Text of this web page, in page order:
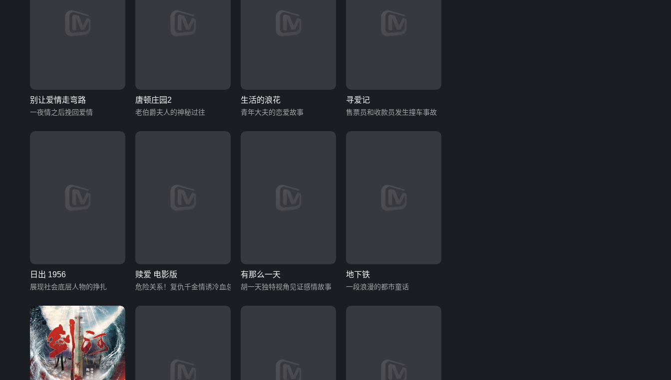
别让爱情走弯路
一夜情之后挽回爱情
唐顿庄园2
老伯爵夫人的神秘过往
生活的浪花
青年大夫的恋爱故事
寻爱记
售票员和收款员发生撞车事故
日出 1956
展现社会底层人物的挣扎
赎爱 电影版
危险关系！复仇千金情诱冷血总裁
有那么一天
胡一天独特视角见证感情故事
地下铁
一段浪漫的都市童话